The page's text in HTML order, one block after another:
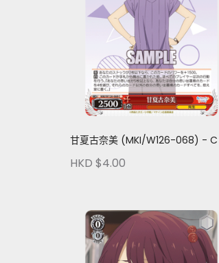
甘夏古奈美 (MKI/W126-068) - C
HKD $4.00